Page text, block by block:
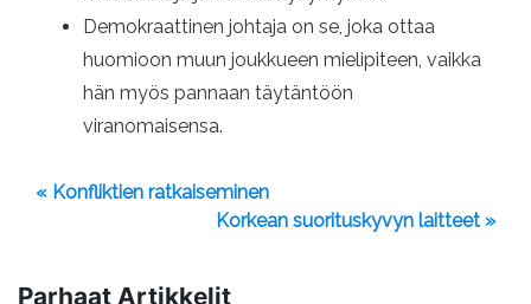
Demokraattinen johtaja on se, joka ottaa
huomioon muun joukkueen mielipiteen, vaikka
hän myös pannaan täytäntöön
viranomaisensa.
« Konfliktien ratkaiseminen
Korkean suorituskyvyn laitteet »
Parhaat Artikkelit